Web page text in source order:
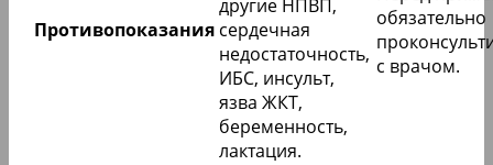
Противопоказания
другие НПВП,
сердечная
недостаточность,
ИБС, инсульт,
язва ЖКТ,
беременность,
лактация.
обязательно
с врачом.